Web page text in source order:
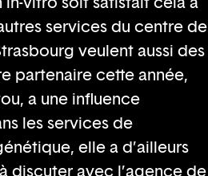
services du centre de
veulent aussi des
partenaire cette année,
a une influence
les services de
elle a d’ailleurs
discuter avec l’agence de